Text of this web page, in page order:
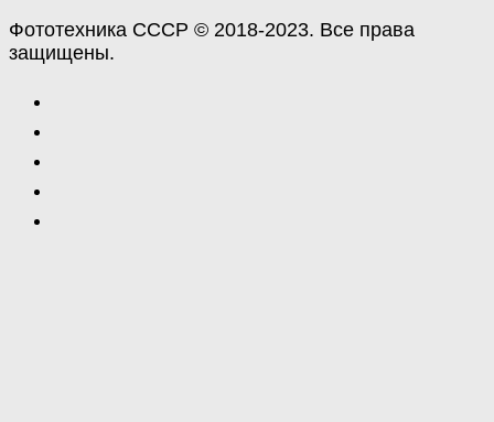
Фототехника СССР © 2018-2023. Все права
защищены.